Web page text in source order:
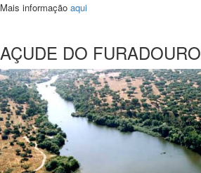
Mais informação aqui
AÇUDE DO FURADOURO